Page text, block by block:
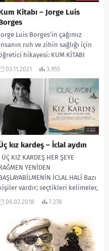
Kitabı – Jorge Luis
Luis Borges’in çağımız
ruh ve zihin sağlığı için
hikayesi: KUM KİTABI
adının Kum Kitabı
03.11.2021 3.955
kız kardeş – İclal aydın
ÜÇ KIZ KARDEŞ HER ŞEYE
YENİDEN
İCLAL HALİ Bazı
vardır; seçtikleri kelimeler,
kurdukları cümleler ile deniz...
06.02.2018 7.278